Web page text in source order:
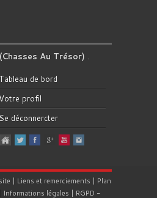
Au Trésor) .
Tableau de bord
Votre profil
Se déconnercter
| Liens et remerciements | Plan
Informations légales | RGPD -